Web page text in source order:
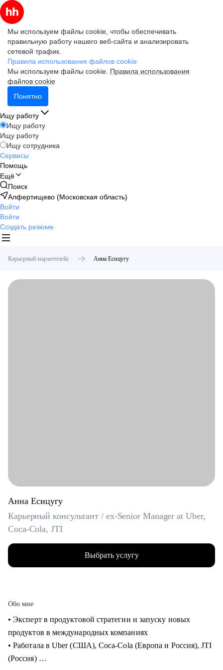
Мы используем файлы cookie, чтобы обеспечивать
правильную работу нашего веб-сайта и анализировать
сетевой трафик.
Правила использования файлов cookie
Мы используем файлы cookie. Правила использования
файлов cookie
Понятно
Ищу работу
Ищу работу
Ищу работу
Ищу сотрудника
Сервисы
Помощь
Ещё
Поиск
Алфертищево (Московская область)
Войти
Войти
Создать резюме
Карьерный маркетплейс Анна Есицугу
Анна Есицугу
Карьерный консультант / ex-Senior Manager at Uber,
Coca-Cola, JTI
Выбрать услугу
Обо мне
• Эксперт в продуктовой стратегии и запуску новых
продуктов в международных компаниях
• Работала в Uber (США), Coca-Cola (Европа и Россия), JTI
(Россия)